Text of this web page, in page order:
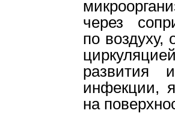
через
по
развития
инфекции,
на